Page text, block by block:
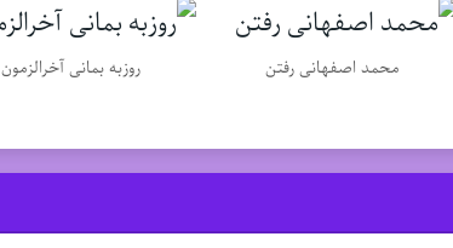
محمد اصفهانی رفتن روزبه بمانی آخرالزمون